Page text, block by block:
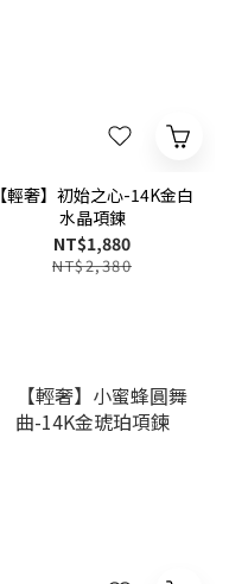
【輕奢】初始之心-14K金白
水晶項鍊
NT$1,880
NT$2,380